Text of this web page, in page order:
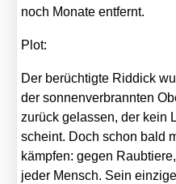
noch Mona­te ent­fernt.
Plot:
Der berüch­tig­te Rid­dick
der son­nen­ver­brann­ten
zurück gelas­sen, der kein
scheint. Doch schon bald
kämp­fen: gegen
jeder Mensch. Sein